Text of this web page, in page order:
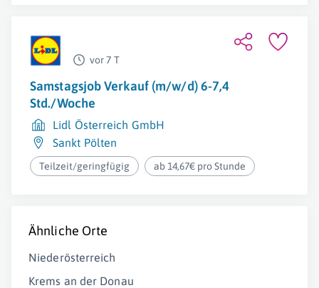
vor 7 T
Samstagsjob Verkauf (m/w/d) 6-7,4
Std./Woche
Lidl Österreich GmbH
Sankt Pölten
Teilzeit/geringfügig ab 14,67€ pro Stunde
Ähnliche Orte
Niederösterreich
Krems an der Donau